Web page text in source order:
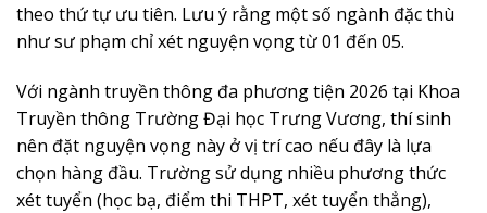
theo thứ tự ưu tiên. Lưu ý rằng một số ngành đặc thù
như sư phạm chỉ xét nguyện vọng từ 01 đến 05.
Với ngành truyền thông đa phương tiện 2026 tại Khoa
Truyền thông Trường Đại học Trưng Vương, thí sinh
nên đặt nguyện vọng này ở vị trí cao nếu đây là lựa
chọn hàng đầu. Trường sử dụng nhiều phương thức
xét tuyển (học bạ, điểm thi THPT, xét tuyển thẳng),